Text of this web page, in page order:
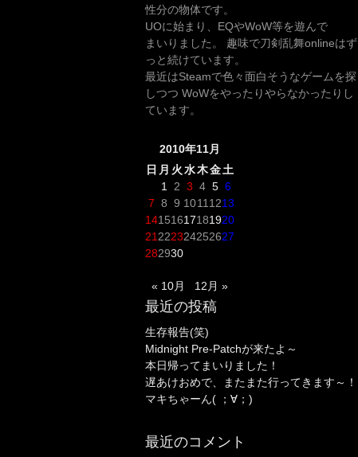
性分の物体です。
UOに始まり、EQやWoW等を遊んで
まいりました。 趣味で刀剣乱舞onlineはず
っと続けています。
最近はSteamで色々面白そうなゲームを探
しつつ WoWをやったりやらなかったりし
ています。
2010年11月
日 月 火水木金土
1
2 3 4 5 6
7 8 9 1011 1213
14151617181920
21 222324252627
282930
« 10月 12月 »
最近の投稿
生存報告(笑)
Midnight Pre-Patchが来たよ～
本日帰ってまいりました！
遅あけおめで、またまた行ってきます～！
マキちゃーん( ；∀；)
最近のコメント